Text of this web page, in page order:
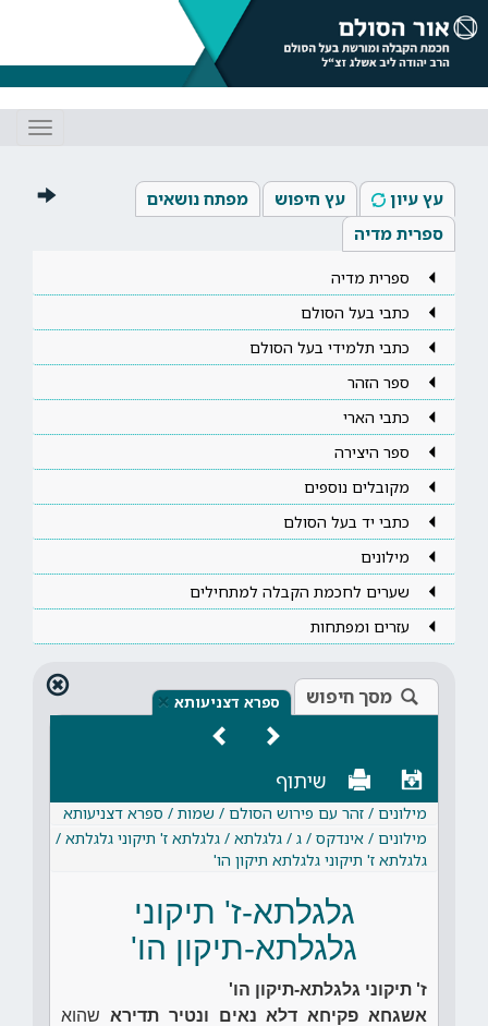
עץ עיון עץ חיפוש
מפתח נושאים
ספרית מדיה
ספרית מדיה
כתבי בעל הסולם
כתבי תלמידי בעל הסולם
ספר הזהר
כתבי הארי
ספר היצירה
מקובלים נוספים
כתבי יד בעל הסולם
מילונים
שערים לחכמת הקבלה למתחילים
עזרים ומפתחות
מסך חיפוש ספרא דצניעותא ×
שיתוף
מילונים / זהר עם פירוש הסולם / שמות / ספרא דצניעותא
מילונים / אינדקס / ג / גלגלתא / גלגלתא ז' תיקוני גלגלתא /
גלגלתא ז' תיקוני גלגלתא תיקון הו'
גלגלתא-ז' תיקוני
גלגלתא-תיקון הו'
ז' תיקוני גלגלתא-תיקון הו'
אשגחא פקיחא דלא נאים ונטיר תדירא שהוא